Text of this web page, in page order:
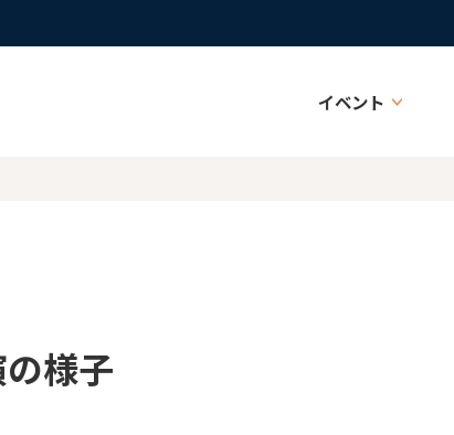
イベント
様子